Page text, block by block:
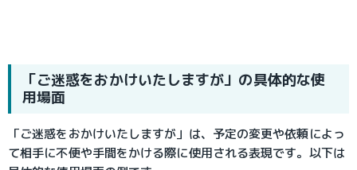
「ご迷惑をおかけいたしますが」の具体的な使
用場面
「ご迷惑をおかけいたしますが」は、予定の変更や依頼によっ
て相手に不便や手間をかける際に使用される表現です。以下は